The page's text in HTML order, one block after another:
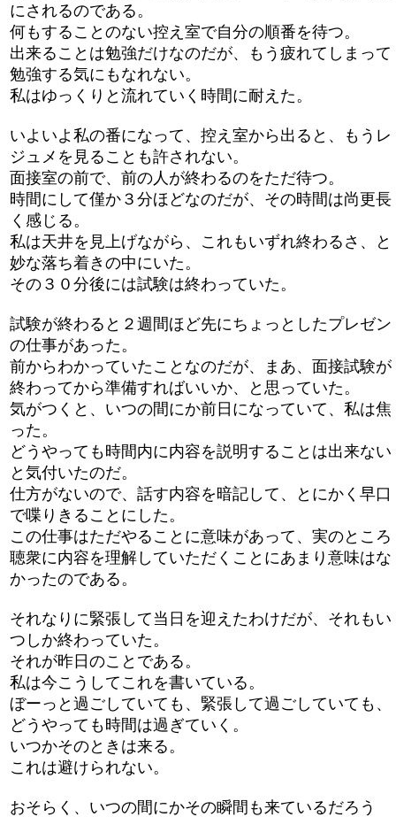
にされるのである。
何もすることのない控え室で自分の順番を待つ。
出来ることは勉強だけなのだが、もう疲れてしまって
勉強する気にもなれない。
私はゆっくりと流れていく時間に耐えた。
いよいよ私の番になって、控え室から出ると、もうレ
ジュメを見ることも許されない。
面接室の前で、前の人が終わるのをただ待つ。
時間にして僅か３分ほどなのだが、その時間は尚更長
く感じる。
私は天井を見上げながら、これもいずれ終わるさ、と
妙な落ち着きの中にいた。
その３０分後には試験は終わっていた。
試験が終わると２週間ほど先にちょっとしたプレゼン
の仕事があった。
前からわかっていたことなのだが、まあ、面接試験が
終わってから準備すればいいか、と思っていた。
気がつくと、いつの間にか前日になっていて、私は焦
った。
どうやっても時間内に内容を説明することは出来ない
と気付いたのだ。
仕方がないので、話す内容を暗記して、とにかく早口
で喋りきることにした。
この仕事はただやることに意味があって、実のところ
聴衆に内容を理解していただくことにあまり意味はな
かったのである。
それなりに緊張して当日を迎えたわけだが、それもい
つしか終わっていた。
それが昨日のことである。
私は今こうしてこれを書いている。
ぼーっと過ごしていても、緊張して過ごしていても、
どうやっても時間は過ぎていく。
いつかそのときは来る。
これは避けられない。
おそらく、いつの間にかその瞬間も来ているだろう